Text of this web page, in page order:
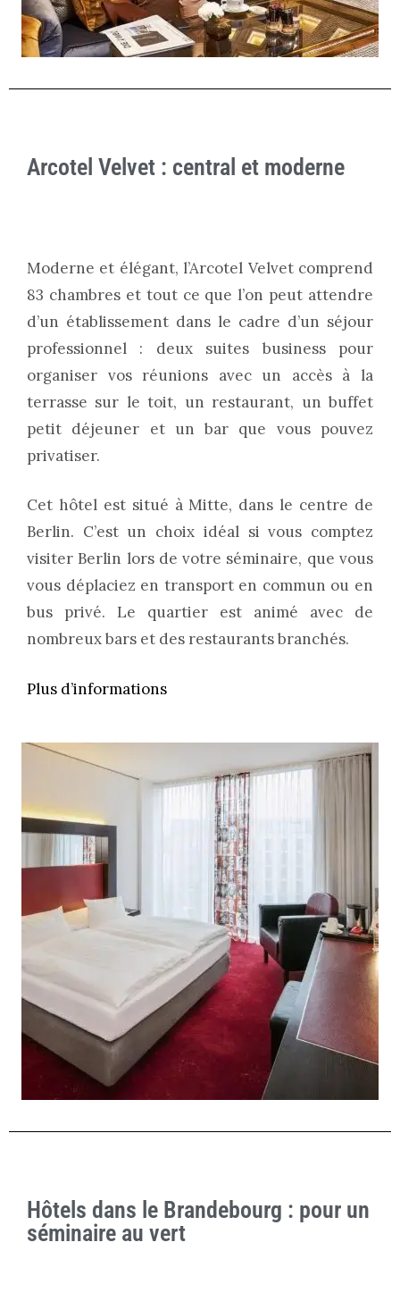
Arcotel Velvet : central et moderne
Moderne et élégant, l’Arcotel Velvet comprend
83 chambres et tout ce que l’on peut attendre
d’un établissement dans le cadre d’un séjour
professionnel : deux suites business pour
organiser vos réunions avec un accès à la
terrasse sur le toit, un restaurant, un buffet
petit déjeuner et un bar que vous pouvez
privatiser.
Cet hôtel est situé à Mitte, dans le centre de
Berlin. C’est un choix idéal si vous comptez
visiter Berlin lors de votre séminaire, que vous
vous déplaciez en transport en commun ou en
bus privé. Le quartier est animé avec de
nombreux bars et des restaurants branchés.
Plus d’informations
Hôtels dans le Brandebourg : pour un
séminaire au vert